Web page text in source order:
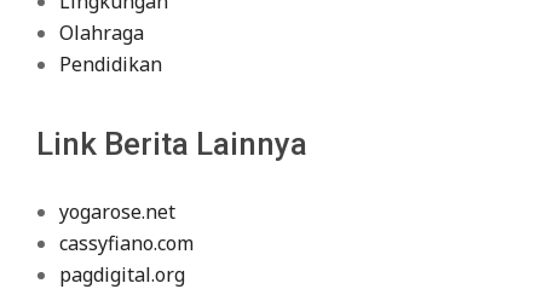
Olahraga
Pendidikan
Link Berita Lainnya
yogarose.net
cassyfiano.com
pagdigital.org